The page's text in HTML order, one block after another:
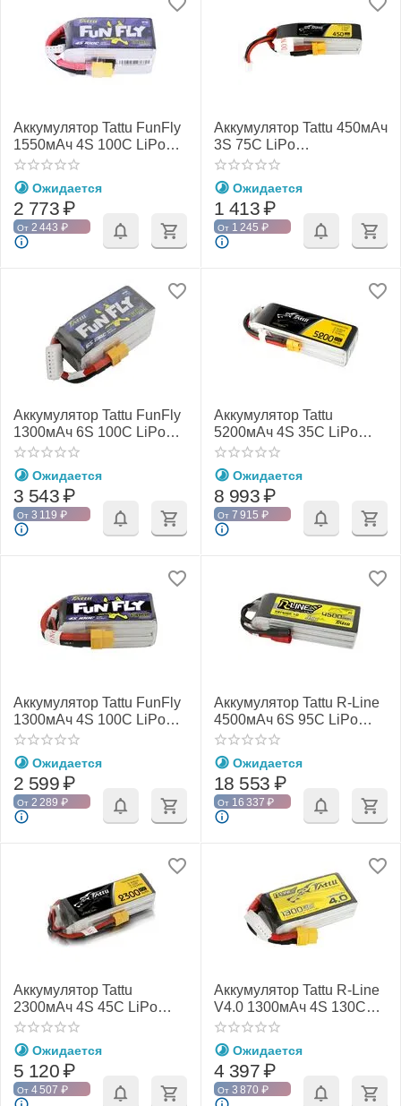
Аккумулятор Tattu FunFly
1550мАч 4S 100C LiPo
(XT60)
Ожидается
2 773₽
От 2 443 ₽
Аккумулятор Tattu 450мАч
3S 75C LiPo
(Удлинённый) (XT30)
Ожидается
1 413₽
От 1 245 ₽
Аккумулятор Tattu FunFly
1300мАч 6S 100C LiPo
(XT60)
Ожидается
3 543₽
От 3 119 ₽
Аккумулятор Tattu
5200мАч 4S 35C LiPo
(XT60)
Ожидается
8 993₽
От 7 915 ₽
Аккумулятор Tattu FunFly
1300мАч 4S 100C LiPo
(XT60)
Ожидается
2 599₽
От 2 289 ₽
Аккумулятор Tattu R-Line
4500мАч 6S 95C LiPo
(AS150)
Ожидается
18 553 ₽
От 16 337 ₽
Аккумулятор Tattu
2300мАч 4S 45C LiPo
(XT60)
Ожидается
5 120₽
От 4 507 ₽
Аккумулятор Tattu R-Line
V4.0 1300мАч 4S 130C
LiPo (XT60)
Ожидается
4 397₽
От 3 870 ₽